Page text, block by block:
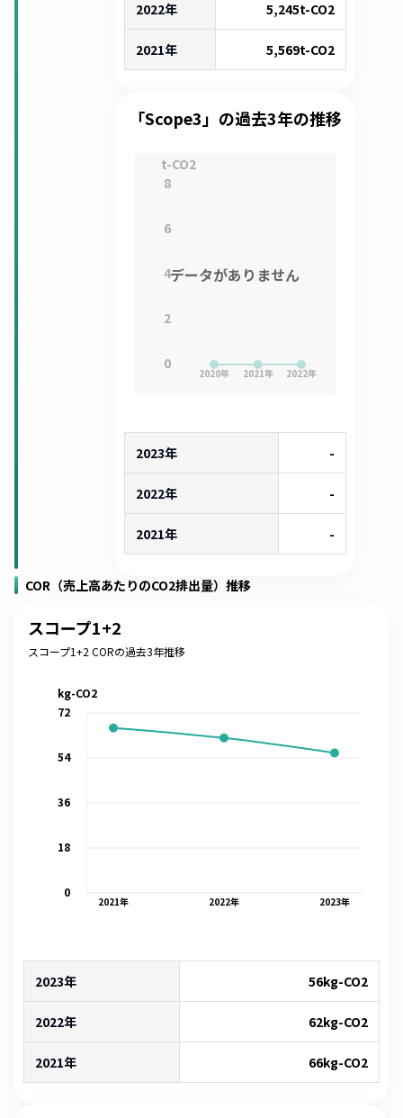
2022年 5,245t-CO2
2021年 5,569t-CO2
「Scope3」の過去3年の推移
2020年 2021年 2022年
0
2
4
6
8
t-CO2
データがありません
2023年 -
2022年 -
2021年 -
COR（売上高あたりのCO2排出量）推移
スコープ1+2
スコープ1+2 CORの過去3年推移
2021年 2022年 2023年
0
18
36
54
72
kg-CO2
2023年 56kg-CO2
2022年 62kg-CO2
2021年 66kg-CO2